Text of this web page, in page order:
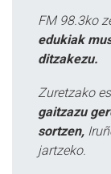
FM 98.3ko
edukiak
ditzakezu.
Zuretzako
gaitzazu
sortzen,
jartzeko.